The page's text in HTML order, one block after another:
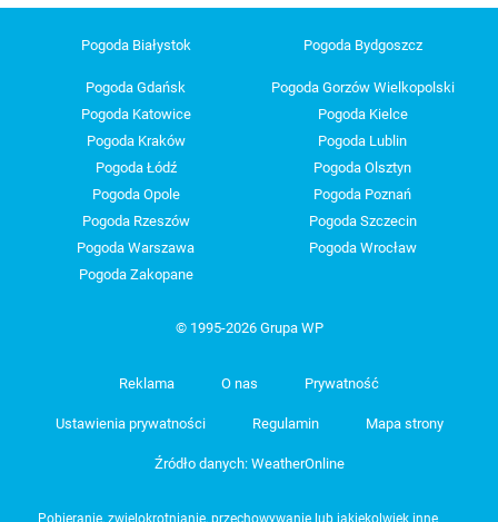
Pogoda Białystok Pogoda Bydgoszcz
Pogoda Gdańsk
Pogoda Gorzów Wielkopolski
Pogoda Katowice
Pogoda Kielce
Pogoda Kraków
Pogoda Lublin
Pogoda Łódź
Pogoda Olsztyn
Pogoda Opole
Pogoda Poznań
Pogoda Rzeszów
Pogoda Szczecin
Pogoda Warszawa
Pogoda Wrocław
Pogoda Zakopane
© 1995-2026 Grupa WP
Reklama O nas Prywatność
Ustawienia prywatności Regulamin Mapa strony
Źródło danych: WeatherOnline
Pobieranie, zwielokrotnianie, przechowywanie lub jakiekolwiek inne